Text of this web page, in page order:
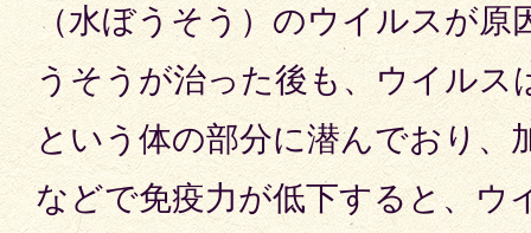
（水ぼうそう）のウイルスが原
うそうが治った後も、ウイルス
という体の部分に潜んでおり、
などで免疫力が低下すると、ウ